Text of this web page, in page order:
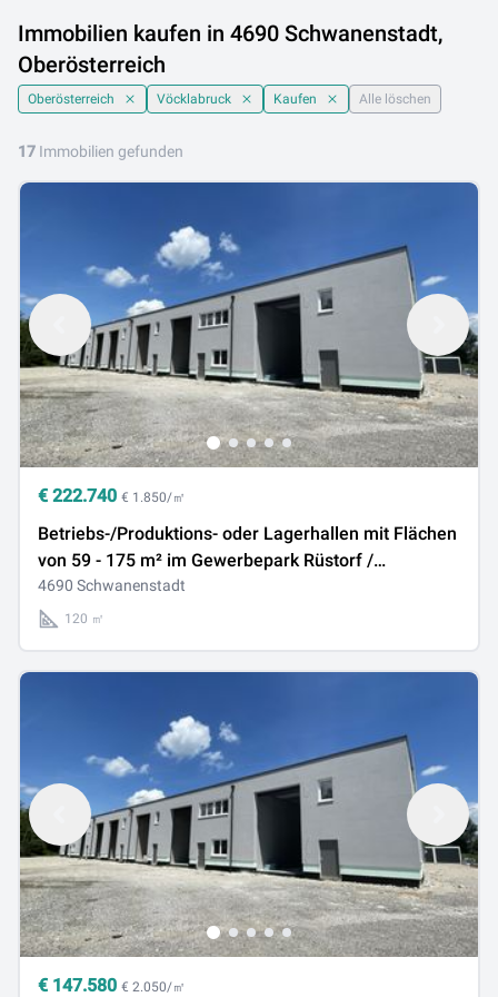
Immobilien kaufen in 4690 Schwanenstadt,
Oberösterreich
Oberösterreich Vöcklabruck Kaufen Alle löschen
17 Immobilien gefunden
€ 222.740 € 1.850/㎡
Betriebs-/Produktions- oder Lagerhallen mit Flächen
von 59 - 175 m² im Gewerbepark Rüstorf /
Schwanenstadt zu verkaufen / vermieten (Top 02c)
4690 Schwanenstadt
120 ㎡
€ 147.580 € 2.050/㎡